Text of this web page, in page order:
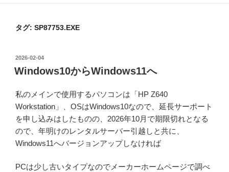
タグ: SP87753.EXE
投
稿
日:
2026-02-04
Windows10からWindows11へ
私のメインで使用するパソコンは「HP Z640
Workstation」、OSはWindows10なので、延長サーポート
を申し込みはしたものの、2026年10月で期限切れとなる
ので、年明けのレンタルサーバー引越しと共に、
Windows11へバージョンアップしなければ
PCは少し古いタイプなのでメーカーホームページで調べ